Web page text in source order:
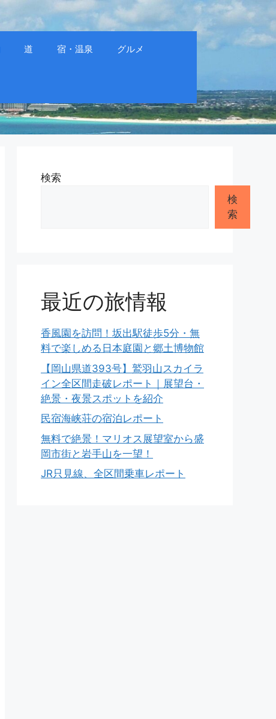
道 宿・温泉 グルメ
検索
検
索
最近の旅情報
香風園を訪問！坂出駅徒歩5分・無
料で楽しめる日本庭園と郷土博物館
【岡山県道393号】鷲羽山スカイラ
イン全区間走破レポート｜展望台・
絶景・夜景スポットを紹介
民宿海峡荘の宿泊レポート
無料で絶景！マリオス展望室から盛
岡市街と岩手山を一望！
JR只見線、全区間乗車レポート